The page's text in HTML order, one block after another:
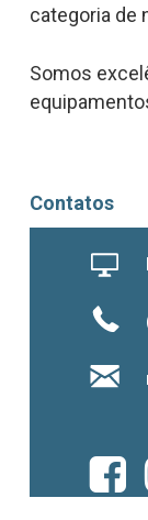
categoria de
Somos
Contatos